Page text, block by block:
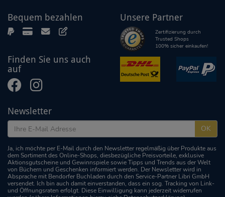
Bequem bezahlen
Finden Sie uns auch
auf
Unsere Partner
Zertifizierung durch
Trusted Shops
100% sicher einkaufen!
Newsletter
OK
Ja, ich möchte per E-Mail durch den Newsletter regelmäßig über Produkte aus
dem Sortiment des Online-Shops, diesbezügliche Preisvorteile, exklusive
Aktionsgutscheine und Gewinnspiele sowie Tipps und Trends aus der Welt
von Büchern und Geschenken informiert werden. Der Newsletter wird in
Absprache mit Bendorfer Buchladen durch den Service-Partner Libri GmbH
versendet. Ich bin auch damit einverstanden, dass ein sog. Tracking von Link-
und Öffnungsraten erfolgt. Diese Einwilligung kann jederzeit widerrufen